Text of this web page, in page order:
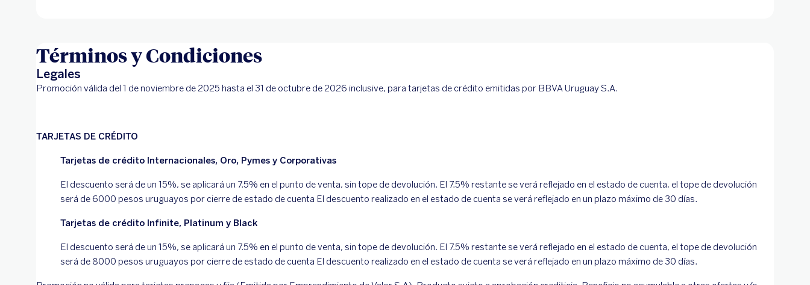
Términos y Condiciones
Legales
Promoción válida del 1 de noviembre de 2025 hasta el 31 de octubre de 2026 inclusive, para tarjetas de crédito emitidas por BBVA Uruguay S.A.
TARJETAS DE CRÉDITO
Tarjetas de crédito Internacionales, Oro, Pymes y Corporativas
El descuento será de un 15%, se aplicará un 7.5% en el punto de venta, sin tope de devolución. El 7.5% restante se verá reflejado en el estado de cuenta, el tope de devolución
será de 6000 pesos uruguayos por cierre de estado de cuenta El descuento realizado en el estado de cuenta se verá reflejado en un plazo máximo de 30 días.
Tarjetas de crédito Infinite, Platinum y Black
El descuento será de un 15%, se aplicará un 7.5% en el punto de venta, sin tope de devolución. El 7.5% restante se verá reflejado en el estado de cuenta, el tope de devolución
será de 8000 pesos uruguayos por cierre de estado de cuenta El descuento realizado en el estado de cuenta se verá reflejado en un plazo máximo de 30 días.